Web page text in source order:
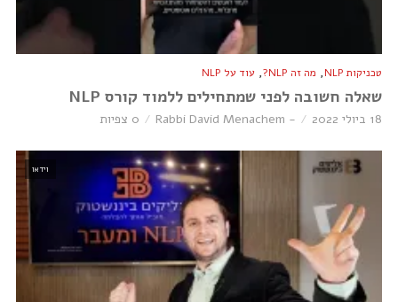
טכניקות NLP , מה זה NLP? , עוד על NLP
שאלה חשובה לפני שמתחילים ללמוד קורס NLP
18 ביולי 2022 - Rabbi David Menachem 0 צפיות
וידאו